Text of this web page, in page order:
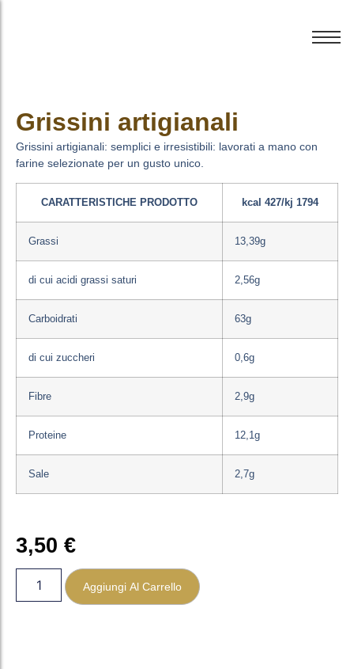
Grissini artigianali
Grissini artigianali: semplici e irresistibili: lavorati a mano con
farine selezionate per un gusto unico.
CARATTERISTICHE PRODOTTO kcal 427/kj 1794
Grassi 13,39g
di cui acidi grassi saturi 2,56g
Carboidrati 63g
di cui zuccheri 0,6g
Fibre 2,9g
Proteine 12,1g
Sale 2,7g
3,50 €
Aggiungi Al Carrello